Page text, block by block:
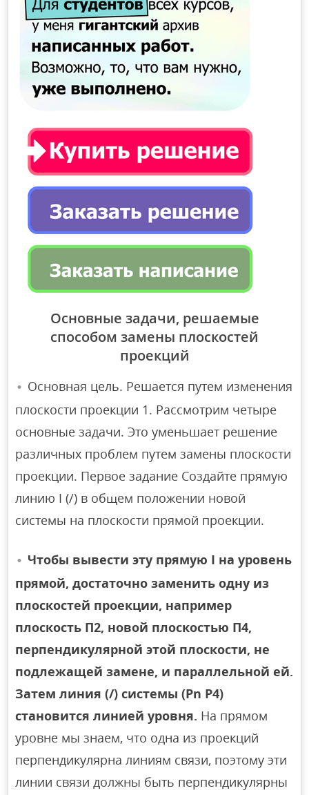
Основные задачи, решаемые
способом замены плоскостей
проекций
Основная цель. Решается путем изменения
плоскости проекции 1. Рассмотрим четыре
основные задачи. Это уменьшает решение
различных проблем путем замены плоскости
проекции. Первое задание Создайте прямую
линию I (/) в общем положении новой
системы на плоскости прямой проекции.
Чтобы вывести эту прямую I на уровень
прямой, достаточно заменить одну из
плоскостей проекции, например
плоскость П2, новой плоскостью П4,
перпендикулярной этой плоскости, не
подлежащей замене, и параллельной ей.
Затем линия (/) системы (Pn P4)
становится линией уровня. На прямом
уровне мы знаем, что одна из проекций
перпендикулярна линиям связи, поэтому эти
линии связи должны быть перпендикулярны